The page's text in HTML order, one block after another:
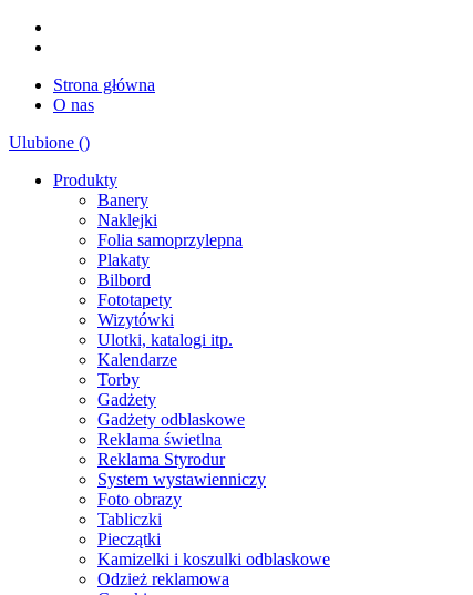
Strona główna
O nas
Ulubione ()
Produkty
Banery
Naklejki
Folia samoprzylepna
Plakaty
Bilbord
Fototapety
Wizytówki
Ulotki, katalogi itp.
Kalendarze
Torby
Gadżety
Gadżety odblaskowe
Reklama świetlna
Reklama Styrodur
System wystawienniczy
Foto obrazy
Tabliczki
Pieczątki
Kamizelki i koszulki odblaskowe
Odzież reklamowa